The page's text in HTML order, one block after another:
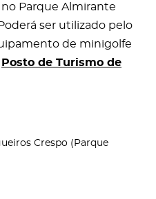
Parque Almirante
ser utilizado pelo
de minigolfe
Posto de Turismo de
Crespo (Parque